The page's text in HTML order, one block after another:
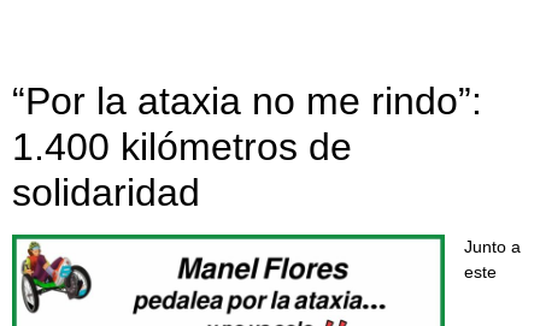
“Por la ataxia no me rindo”:
1.400 kilómetros de
solidaridad
Junto a
este